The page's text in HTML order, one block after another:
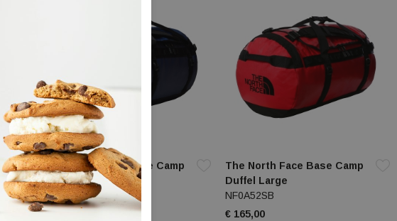
The North Face Base Camp
Duffel Large
NF0A52SB
€ 165,00
The North Face Base Camp
Duffel Large
NF0A52SB
€ 165,00